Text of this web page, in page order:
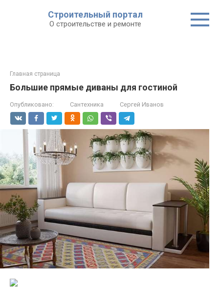
Строительный портал
О строительстве и ремонте
Главная страница
Большие прямые диваны для гостиной
Опубликовано: Сантехника Сергей Иванов